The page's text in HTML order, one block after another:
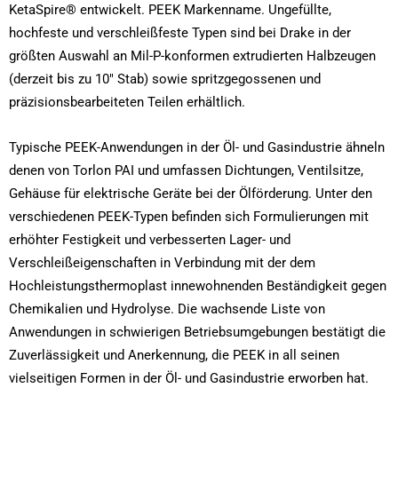
KetaSpire® entwickelt. PEEK Markenname. Ungefüllte,
hochfeste und verschleißfeste Typen sind bei Drake in der
größten Auswahl an Mil-P-konformen extrudierten Halbzeugen
(derzeit bis zu 10″ Stab) sowie spritzgegossenen und
präzisionsbearbeiteten Teilen erhältlich.
Typische PEEK-Anwendungen in der Öl- und Gasindustrie ähneln
denen von Torlon PAI und umfassen Dichtungen, Ventilsitze,
Gehäuse für elektrische Geräte bei der Ölförderung. Unter den
verschiedenen PEEK-Typen befinden sich Formulierungen mit
erhöhter Festigkeit und verbesserten Lager- und
Verschleißeigenschaften in Verbindung mit der dem
Hochleistungsthermoplast innewohnenden Beständigkeit gegen
Chemikalien und Hydrolyse. Die wachsende Liste von
Anwendungen in schwierigen Betriebsumgebungen bestätigt die
Zuverlässigkeit und Anerkennung, die PEEK in all seinen
vielseitigen Formen in der Öl- und Gasindustrie erworben hat.